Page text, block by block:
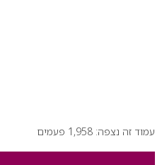
עמוד זה נצפה: 1,958 פעמים